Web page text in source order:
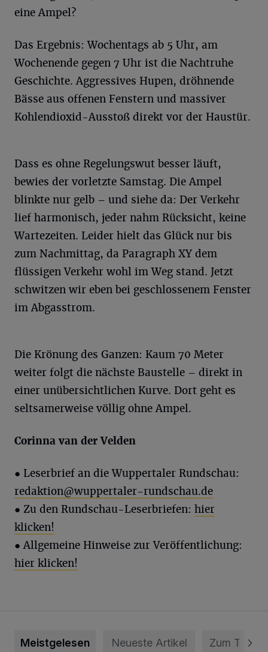
eine Ampel?
Das Ergebnis: Wochentags ab 5 Uhr, am
Wochenende gegen 7 Uhr ist die Nachtruhe
Geschichte. Aggressives Hupen, dröhnende
Bässe aus offenen Fenstern und massiver
Kohlendioxid-Ausstoß direkt vor der Haustür.
Dass es ohne Regelungswut besser läuft,
bewies der vorletzte Samstag. Die Ampel
blinkte nur gelb – und siehe da: Der Verkehr
lief harmonisch, jeder nahm Rücksicht, keine
Wartezeiten. Leider hielt das Glück nur bis
zum Nachmittag, da Paragraph XY dem
flüssigen Verkehr wohl im Weg stand. Jetzt
schwitzen wir eben bei geschlossenem Fenster
im Abgasstrom.
Die Krönung des Ganzen: Kaum 70 Meter
weiter folgt die nächste Baustelle – direkt in
einer unübersichtlichen Kurve. Dort geht es
seltsamerweise völlig ohne Ampel.
Corinna van der Velden
● Leserbrief an die Wuppertaler Rundschau:
redaktion@wuppertaler-rundschau.de
● Zu den Rundschau-Leserbriefen: hier
klicken!
● Allgemeine Hinweise zur Veröffentlichung:
hier klicken!
Meistgelesen Neueste Artikel Zum Thema